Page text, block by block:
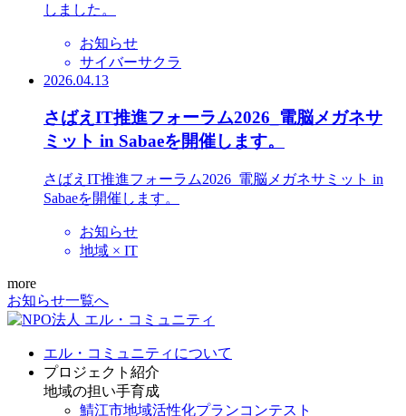
しました。
お知らせ
サイバーサクラ
2026.04.13
さばえIT推進フォーラム2026_電脳メガネサ
ミット in Sabaeを開催します。
さばえIT推進フォーラム2026_電脳メガネサミット in
Sabaeを開催します。
お知らせ
地域 × IT
more
お知らせ一覧へ
エル・コミュニティについて
プロジェクト紹介
地域の担い手育成
鯖江市地域活性化プランコンテスト